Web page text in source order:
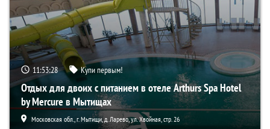
11:53:27 Купи первым!
Отдых для двоих с питанием в отеле Arthurs Spa Hotel
by Mercure в Мытищах
Московская обл., г. Мытищи, д. Ларево, ул. Хвойная, стр. 26